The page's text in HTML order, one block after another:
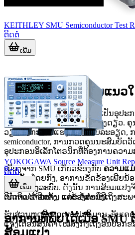
SMU ມີຄວາມສຳຄັນແນວ
SMU ຫຼື Source Measure Unit ເປັນອຸ
ສັນຍານ ແລະ ວັດຄ່າໄດ້ໃນເຄື່ອງດຽວ.
ວຽກວັດກະແສ/ແຮງດັນລະດັບລະອຽດ,
semiconductor, ການກວດຄຸນນະສົມບັ
ອຸປະກອນອິເລັກໂຕຣນິກທີ່ຕ້ອງການຄວາມ
ເນື່ອງຈາກ SMU ເກີ່ຍວຂ້ອງກັບ ຄວາມແ
ການວັດໂດຍກົງ, ອາການຂັດຂ້ອງເພີຍນ້
ທົດສອບທັງລະບົບ. ດັ່ງນັ້ນ ການສ້ອມແປ
ເປີດຕິດໄດ້ອີກຄັ້ງ, ແຕ່ຕ້ອງຄຳນຶງເຖິງສະ
ອາການທີ່ພົບໄດ້ເມື່ອ SMU
KEITHLEY SMU Semiconductor Test
ຕິດຕໍ່
ເພີ່ມ
YOKOGAWA Source Measure Unit
ຕິດຕໍ່
ເພີ່ມ
ຕິດຕາມຂ່າວສານ ແລະ ຂໍ້ສະເໜີ
ຮັບສ່ວນຫຼຸດພິເສດຕາມປະລິມານ, ອັບເດ
ແຈ້ງເຕືອນສິນຄ້າໃໝ່ສົ່ງກົງເຖິງອິນບັອກຂ